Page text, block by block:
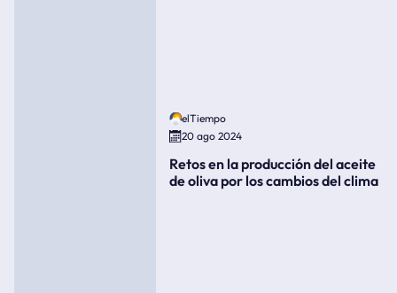
elTiempo
20 ago 2024
Retos en la producción del aceite
de oliva por los cambios del clima